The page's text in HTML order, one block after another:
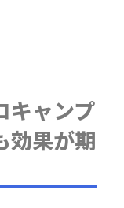
キャンプ
効果が期